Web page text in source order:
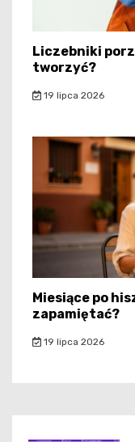
Liczebniki
tworzyć?
19 lipca 2026
Miesiące po
zapamiętać?
19 lipca 2026